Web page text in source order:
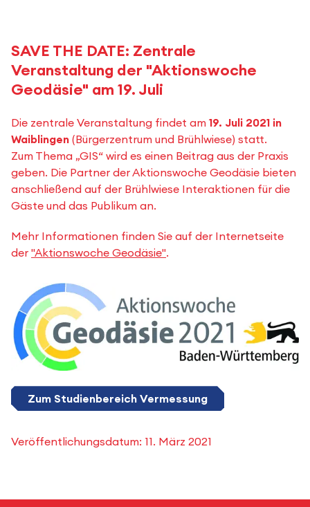
SAVE THE DATE: Zentrale
Veranstaltung der "Aktionswoche
Geodäsie" am 19. Juli
Die zentrale Veranstaltung findet am 19. Juli 2021 in
Waiblingen (Bürgerzentrum und Brühlwiese) statt.
Zum Thema „GIS“ wird es einen Beitrag aus der Praxis
geben. Die Partner der Aktionswoche Geodäsie bieten
anschließend auf der Brühlwiese Interaktionen für die
Gäste und das Publikum an.
Mehr Informationen finden Sie auf der Internetseite
der "Aktionswoche Geodäsie".
Zum Studienbereich Vermessung
Veröffentlichungsdatum: 11. März 2021